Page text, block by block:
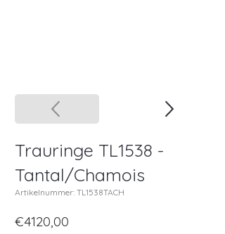
Trauringe TL1538 -
Tantal/Chamois
Artikelnummer: TL1538TACH
€4120,00